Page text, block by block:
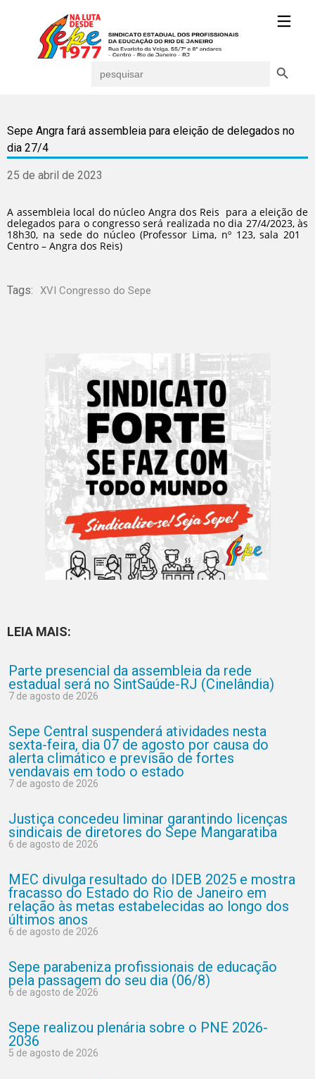
for:
Sepe Angra fará assembleia para eleição de delegados no
dia 27/4
25 de abril de 2023
A assembleia local do núcleo Angra dos Reis para a eleição de
delegados para o congresso será realizada no dia 27/4/2023, às
18h30, na sede do núcleo (Professor Lima, nº 123, sala 201
Centro – Angra dos Reis)
Tags: XVI Congresso do Sepe
LEIA MAIS:
Parte presencial da assembleia da rede
estadual será no SintSaúde-RJ (Cinelândia)
7 de agosto de 2026
Sepe Central suspenderá atividades nesta
sexta-feira, dia 07 de agosto por causa do
alerta climático e previsão de fortes
vendavais em todo o estado
7 de agosto de 2026
Justiça concedeu liminar garantindo licenças
sindicais de diretores do Sepe Mangaratiba
6 de agosto de 2026
MEC divulga resultado do IDEB 2025 e mostra
fracasso do Estado do Rio de Janeiro em
relação às metas estabelecidas ao longo dos
últimos anos
6 de agosto de 2026
Sepe parabeniza profissionais de educação
pela passagem do seu dia (06/8)
6 de agosto de 2026
Sepe realizou plenária sobre o PNE 2026-
2036
5 de agosto de 2026